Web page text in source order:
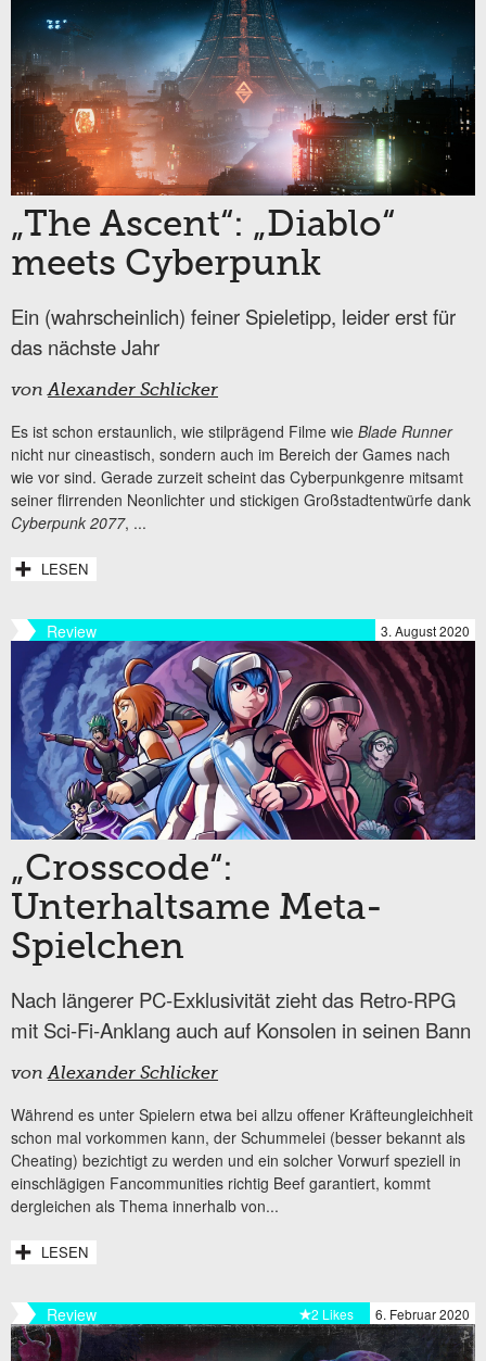
„The Ascent“: „Diablo“
meets Cyberpunk
Ein (wahrscheinlich) feiner Spieletipp, leider erst für
das nächste Jahr
vonAlexander Schlicker
Es ist schon erstaunlich, wie stilprägend Filme wie Blade Runner
nicht nur cineastisch, sondern auch im Bereich der Games nach
wie vor sind. Gerade zurzeit scheint das Cyberpunkgenre mitsamt
seiner flirrenden Neonlichter und stickigen Großstadtentwürfe dank
Cyberpunk 2077, ...
LESEN
Review 3. August 2020
„Crosscode“:
Unterhaltsame Meta-
Spielchen
Nach längerer PC-Exklusivität zieht das Retro-RPG
mit Sci-Fi-Anklang auch auf Konsolen in seinen Bann
vonAlexander Schlicker
Während es unter Spielern etwa bei allzu offener Kräfteungleichheit
schon mal vorkommen kann, der Schummelei (besser bekannt als
Cheating) bezichtigt zu werden und ein solcher Vorwurf speziell in
einschlägigen Fancommunities richtig Beef garantiert, kommt
dergleichen als Thema innerhalb von...
LESEN
Review 6. Februar 2020
2 Likes